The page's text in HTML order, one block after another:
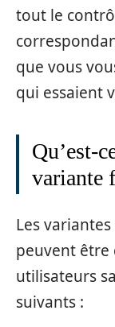
tout le
que vous
qui essaient
Qu’est-
variante
Les
peuvent être
utilisateurs
suivants :